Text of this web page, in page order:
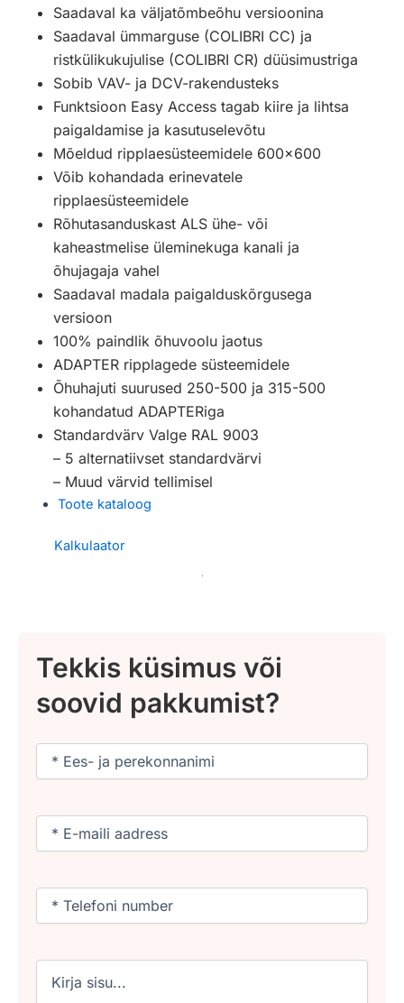
Saadaval ka väljatõmbeõhu versioonina
Saadaval ümmarguse (COLIBRI CC) ja
ristkülikukujulise (COLIBRI CR) düüsimustriga
Sobib VAV- ja DCV-rakendusteks
Funktsioon Easy Access tagab kiire ja lihtsa
paigaldamise ja kasutuselevõtu
Mõeldud ripplaesüsteemidele 600×600
Võib kohandada erinevatele
ripplaesüsteemidele
Rõhutasanduskast ALS ühe- või
kaheastmelise üleminekuga kanali ja
õhujagaja vahel
Saadaval madala paigalduskõrgusega
versioon
100% paindlik õhuvoolu jaotus
ADAPTER ripplagede süsteemidele
Õhuhajuti suurused 250-500 ja 315-500
kohandatud ADAPTERiga
Standardvärv Valge RAL 9003
– 5 alternatiivset standardvärvi
– Muud värvid tellimisel
Toote kataloog
Kalkulaator
Tekkis küsimus või
soovid pakkumist?
Nimi
Email
Phone
Untitled